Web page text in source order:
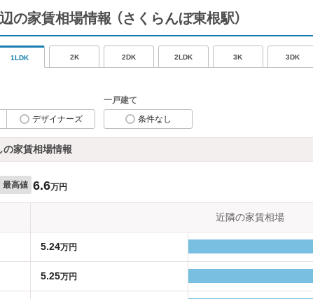
の家賃相場情報 （さくらんぼ東根駅）
1LDK 2K 2DK 2LDK 3K 3DK
デザイナーズ
一戸建て
条件なし
家賃相場情報
最高値 6.6万円
近隣の家賃相場
5.24万円
5.25万円